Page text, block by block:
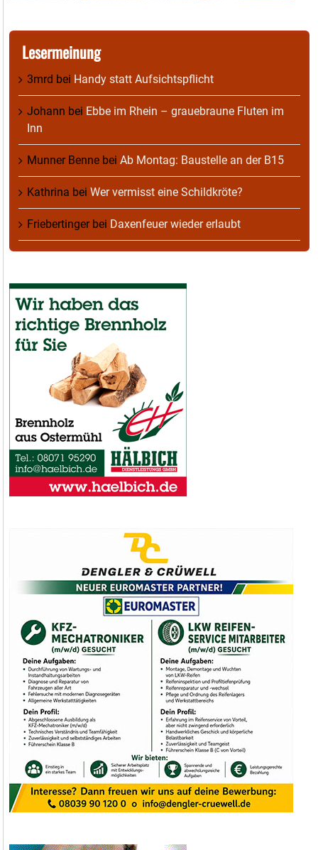
Lesermeinung
3mrd bei Handy statt Aufsichtspflicht
Johann bei Ebbe im Rhein – grauebraune Fluten im
Inn
Munner Benne bei Ab Montag: Baustelle an der B15
Kathrina bei Wer vermisst eine Schildkröte?
Friebertingerbei Daxenfeuer wieder erlaubt